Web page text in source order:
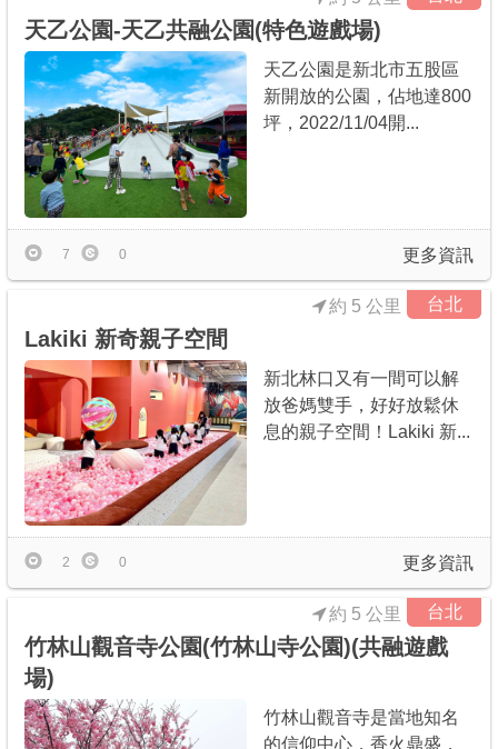
天乙公園-天乙共融公園(特色遊戲場)
天乙公園是新北市五股區
新開放的公園，佔地達800
坪，2022/11/04開...
更多資訊
7 0
台北
Lakiki 新奇親子空間
約 5 公里
新北林口又有一間可以解
放爸媽雙手，好好放鬆休
息的親子空間！Lakiki 新...
更多資訊
2 0
台北
竹林山觀音寺公園(竹林山寺公園)(共融遊戲
場)
約 5 公里
竹林山觀音寺是當地知名
的信仰中心，香火鼎盛，